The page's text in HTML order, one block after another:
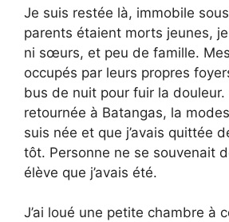
Je suis restée là, immobile
parents étaient morts jeunes, je
ni sœurs, et peu de famille.
occupés par leurs propres
bus de nuit pour fuir la douleur.
retournée à Batangas, la
suis née et que j’avais quittée
tôt. Personne ne se souvenait
élève que j’avais été.
J’ai loué une petite chambre à